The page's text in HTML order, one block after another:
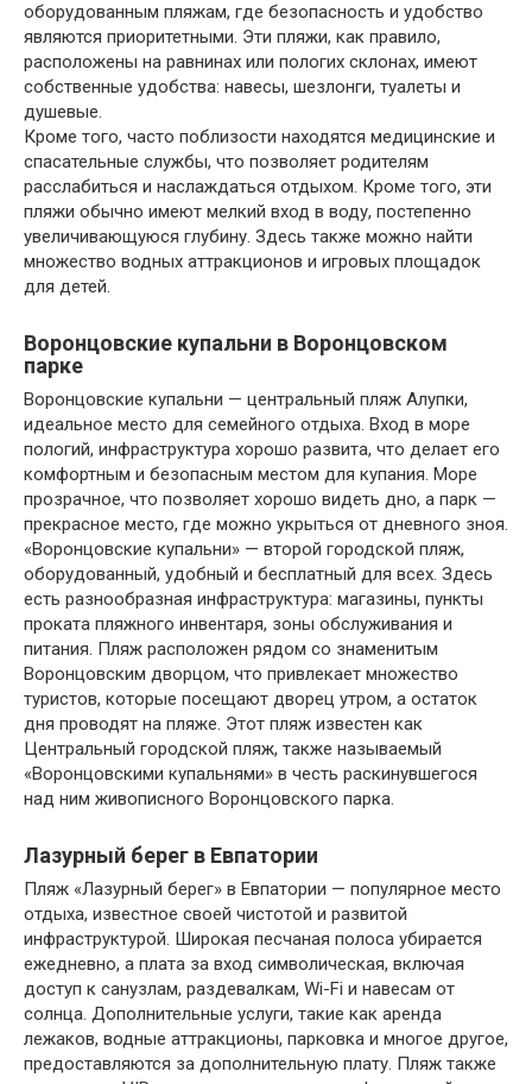
оборудованным пляжам, где безопасность и удобство
являются приоритетными. Эти пляжи, как правило,
расположены на равнинах или пологих склонах, имеют
собственные удобства: навесы, шезлонги, туалеты и
душевые.
Кроме того, часто поблизости находятся медицинские и
спасательные службы, что позволяет родителям
расслабиться и наслаждаться отдыхом. Кроме того, эти
пляжи обычно имеют мелкий вход в воду, постепенно
увеличивающуюся глубину. Здесь также можно найти
множество водных аттракционов и игровых площадок
для детей.
Воронцовские купальни в Воронцовском
парке
Воронцовские купальни — центральный пляж Алупки,
идеальное место для семейного отдыха. Вход в море
пологий, инфраструктура хорошо развита, что делает его
комфортным и безопасным местом для купания. Море
прозрачное, что позволяет хорошо видеть дно, а парк —
прекрасное место, где можно укрыться от дневного зноя.
«Воронцовские купальни» — второй городской пляж,
оборудованный, удобный и бесплатный для всех. Здесь
есть разнообразная инфраструктура: магазины, пункты
проката пляжного инвентаря, зоны обслуживания и
питания. Пляж расположен рядом со знаменитым
Воронцовским дворцом, что привлекает множество
туристов, которые посещают дворец утром, а остаток
дня проводят на пляже. Этот пляж известен как
Центральный городской пляж, также называемый
«Воронцовскими купальнями» в честь раскинувшегося
над ним живописного Воронцовского парка.
Лазурный берег в Евпатории
Пляж «Лазурный берег» в Евпатории — популярное место
отдыха, известное своей чистотой и развитой
инфраструктурой. Широкая песчаная полоса убирается
ежедневно, а плата за вход символическая, включая
доступ к санузлам, раздевалкам, Wi-Fi и навесам от
солнца. Дополнительные услуги, такие как аренда
лежаков, водные аттракционы, парковка и многое другое,
предоставляются за дополнительную плату. Пляж также